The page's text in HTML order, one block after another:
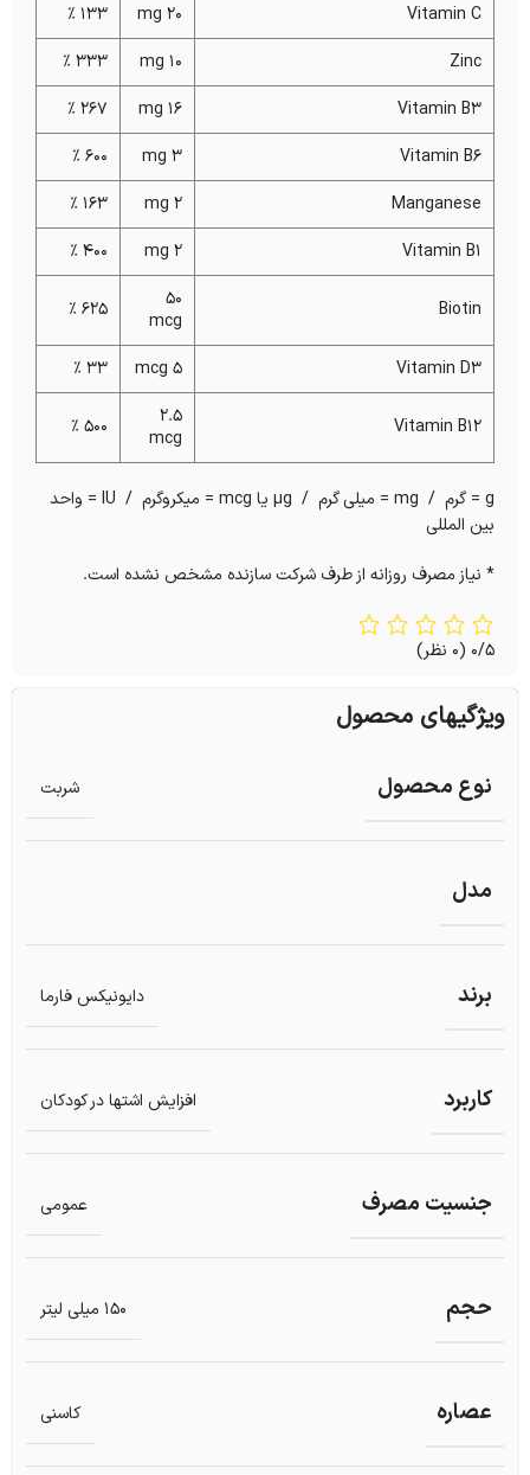
Vitamin C
20 mg
133 %
Zinc
10 mg
333 %
Vitamin B3
16 mg
267 %
Vitamin B6
3 mg
600 %
Manganese
2 mg
163 %
Vitamin B1
2 mg
400 %
Biotin
50
mcg
625 %
Vitamin D3
5 mcg
33 %
Vitamin B12
2.5
mcg
500 %
g = گرم / mg = میلی گرم / µg یا mcg = میکروگرم / IU = واحد
بین المللی
* نیاز مصرف روزانه از طرف شرکت سازنده مشخص نشده است.
0/5 (0 نظر)
ویژگیهای محصول
نوع محصول شربت
مدل
برند دایونیکس فارما
کاربرد افزایش اشتها در کودکان
جنسیت مصرف عمومی
حجم 150 میلی لیتر
عصاره کاسنی